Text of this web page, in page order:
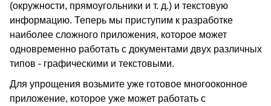
(окружности, прямоугольники и т. д.) и текстовую
информацию. Теперь мы приступим к разработке
наиболее сложного приложения, которое может
одновременно работать с документами двух различных
типов - графическими и текстовыми.
Для упрощения возьмите уже готовое многооконное
приложение, которое уже может работать с